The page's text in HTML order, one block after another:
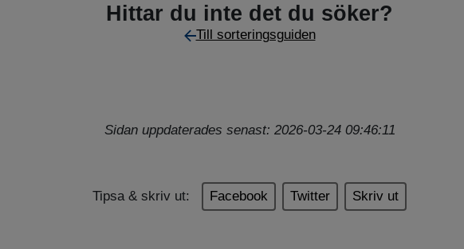
Hittar du inte det du söker?
Till sorteringsguiden
Sidan uppdaterades senast: 2026-03-24 09:46:11
Tipsa & skriv ut: Facebook Twitter Skriv ut